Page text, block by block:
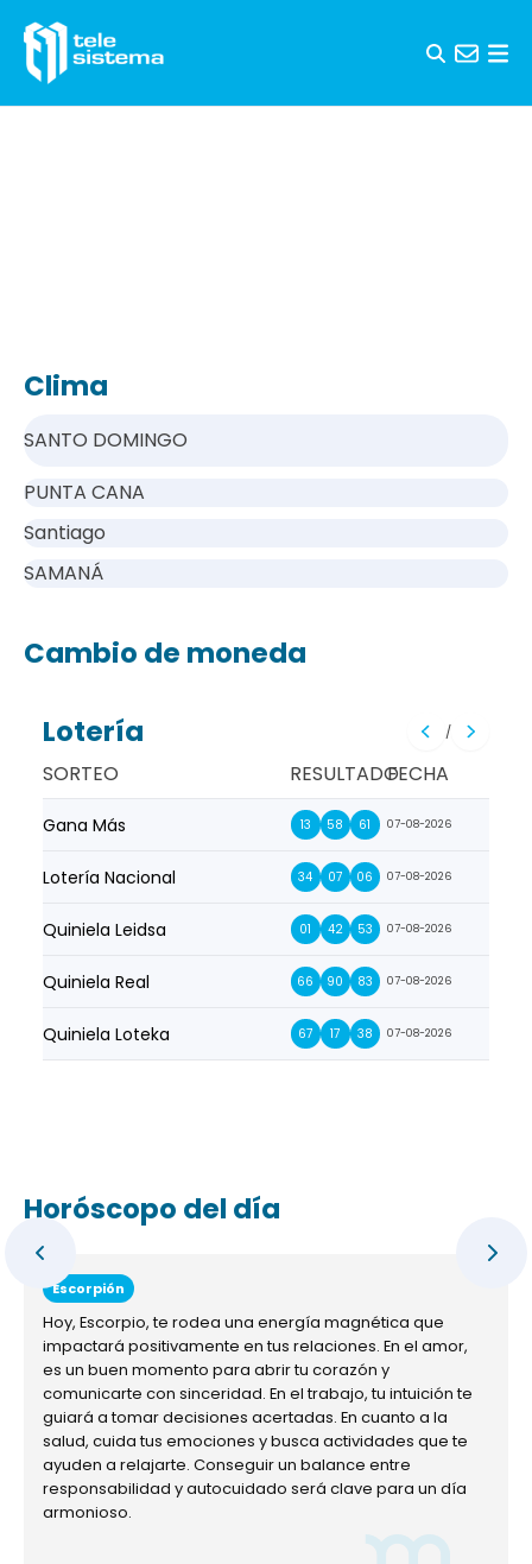
Clima
SANTO DOMINGO
PUNTA CANA
Santiago
SAMANÁ
Cambio de moneda
Lotería /
SORTEO RESULTADOFECHA
Gana Más 13 58 61 07-08-2026
Lotería Nacional 34 07 06 07-08-2026
Quiniela Leidsa 01 42 53 07-08-2026
Quiniela Real 66 90 83 07-08-2026
Quiniela Loteka 67 17 38 07-08-2026
Horóscopo del día
Escorpión
Hoy, Escorpio, te rodea una energía magnética que
impactará positivamente en tus relaciones. En el amor,
es un buen momento para abrir tu corazón y
comunicarte con sinceridad. En el trabajo, tu intuición te
guiará a tomar decisiones acertadas. En cuanto a la
salud, cuida tus emociones y busca actividades que te
ayuden a relajarte. Conseguir un balance entre
responsabilidad y autocuidado será clave para un día
armonioso.